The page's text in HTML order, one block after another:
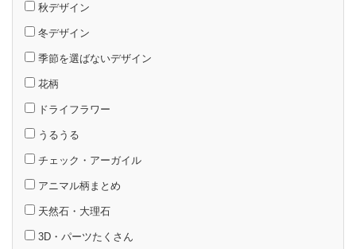
秋デザイン
冬デザイン
季節を選ばないデザイン
花柄
ドライフラワー
うるうる
チェック・アーガイル
アニマル柄まとめ
天然石・大理石
3D・パーツたくさん